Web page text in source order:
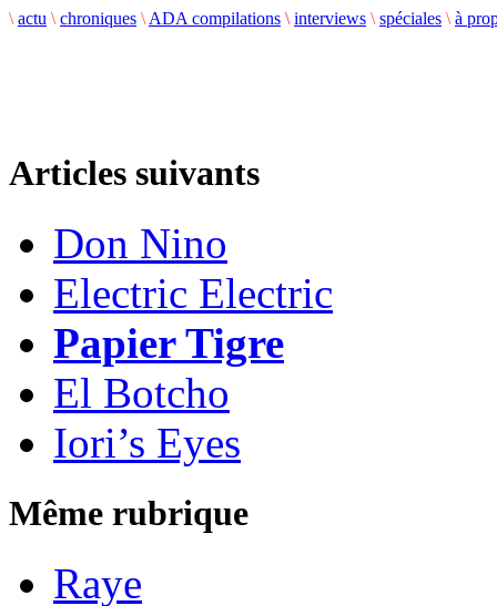
\ actu \ chroniques \ ADA compilations \ interviews \ spéciales \ à
Articles suivants
Don Nino
Electric Electric
Papier Tigre
El Botcho
Iori’s Eyes
Même rubrique
Raye